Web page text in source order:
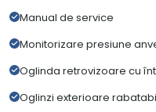
Manual de service
Monitorizare presiune
Oglinda retrovizoare cu
Oglinzi exterioare